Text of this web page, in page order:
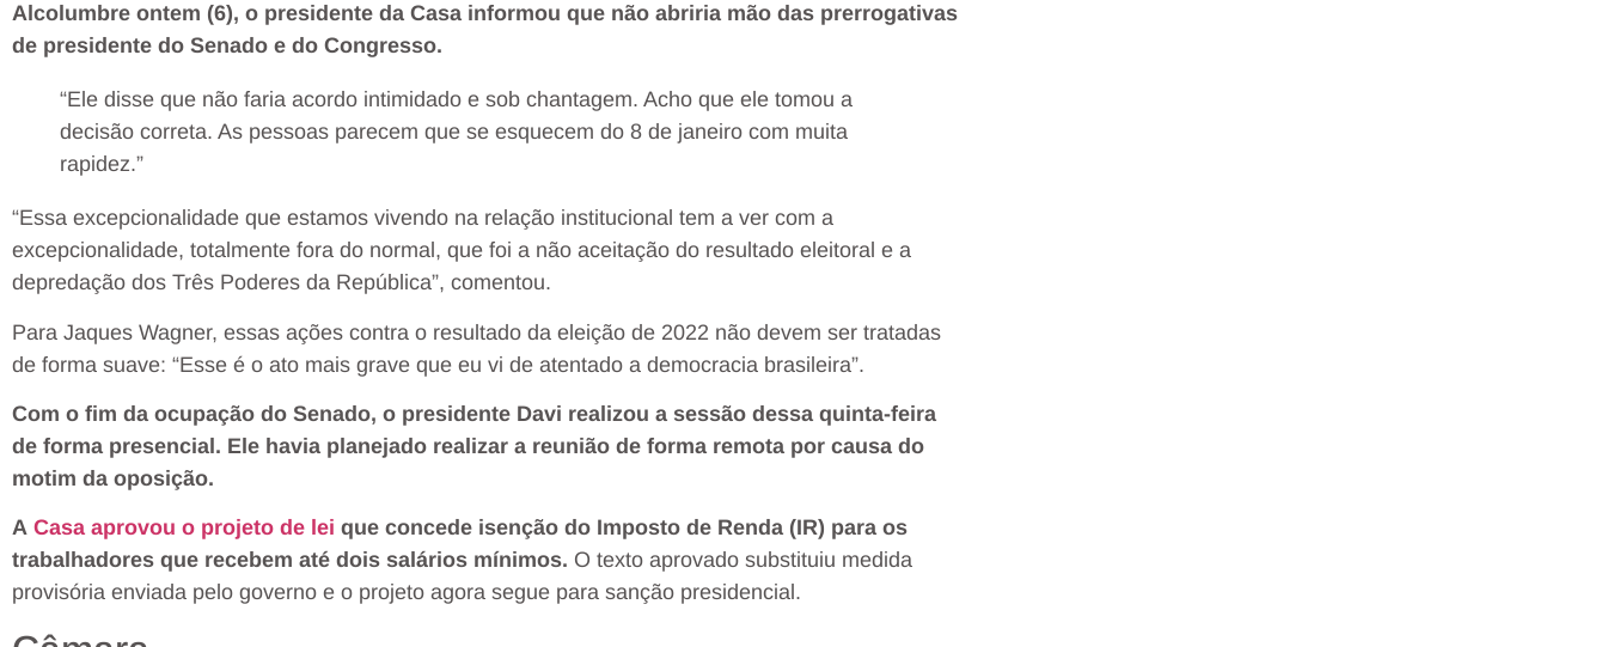
Alcolumbre ontem (6), o presidente da Casa informou que não abriria mão das prerrogativas
de presidente do Senado e do Congresso.
“Ele disse que não faria acordo intimidado e sob chantagem. Acho que ele tomou a
decisão correta. As pessoas parecem que se esquecem do 8 de janeiro com muita
rapidez.”
“Essa excepcionalidade que estamos vivendo na relação institucional tem a ver com a
excepcionalidade, totalmente fora do normal, que foi a não aceitação do resultado eleitoral e a
depredação dos Três Poderes da República”, comentou.
Para Jaques Wagner, essas ações contra o resultado da eleição de 2022 não devem ser tratadas
de forma suave: “Esse é o ato mais grave que eu vi de atentado a democracia brasileira”.
Com o fim da ocupação do Senado, o presidente Davi realizou a sessão dessa quinta-feira
de forma presencial. Ele havia planejado realizar a reunião de forma remota por causa do
motim da oposição.
A Casa aprovou o projeto de lei que concede isenção do Imposto de Renda (IR) para os
trabalhadores que recebem até dois salários mínimos. O texto aprovado substituiu medida
provisória enviada pelo governo e o projeto agora segue para sanção presidencial.